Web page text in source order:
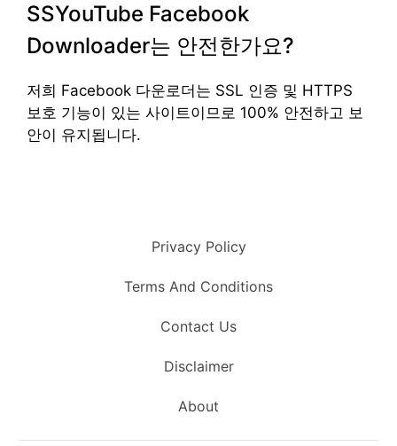
SSYouTube Facebook
Downloader는 안전한가요?
저희 Facebook 다운로더는 SSL 인증 및 HTTPS
보호 기능이 있는 사이트이므로 100% 안전하고 보
안이 유지됩니다.
Privacy Policy
Terms And Conditions
Contact Us
Disclaimer
About